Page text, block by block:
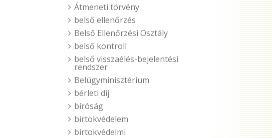
Átmeneti törvény
belső ellenőrzés
Belső Ellenőrzési Osztály
belső kontroll
belső visszaélés-bejelentési
rendszer
Belügyminisztérium
bérleti díj
bíróság
birtokvédelem
birtokvédelmi